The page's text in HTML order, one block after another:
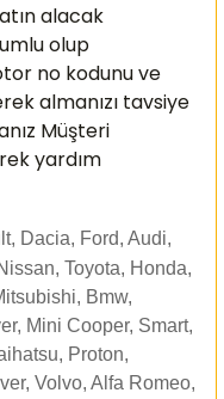
alacak
olup
no kodunu ve
almanızı tavsiye
Müşteri
yardım
Dacia, Ford, Audi,
Toyota, Honda,
Bmw,
Mini Cooper, Smart,
Proton,
Volvo, Alfa Romeo,